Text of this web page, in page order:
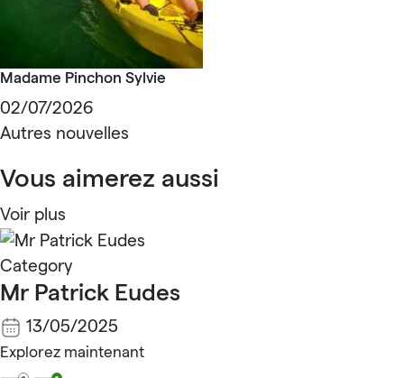
Madame Pinchon Sylvie
02/07/2026
Autres nouvelles
Vous aimerez aussi
Voir plus
Category
Mr Patrick Eudes
13/05/2025
Explorez maintenant